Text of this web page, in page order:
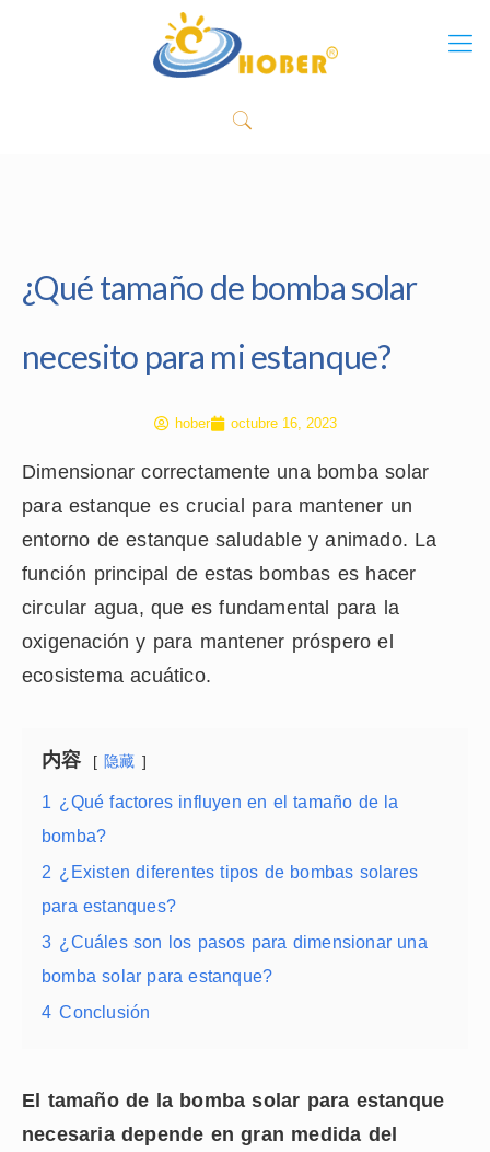
¿Qué tamaño de bomba solar
necesito para mi estanque?
hober octubre 16, 2023
Dimensionar correctamente una bomba solar
para estanque es crucial para mantener un
entorno de estanque saludable y animado. La
función principal de estas bombas es hacer
circular agua, que es fundamental para la
oxigenación y para mantener próspero el
ecosistema acuático.
内容 隐藏
1 ¿Qué factores influyen en el tamaño de la
bomba?
2 ¿Existen diferentes tipos de bombas solares
para estanques?
3 ¿Cuáles son los pasos para dimensionar una
bomba solar para estanque?
4 Conclusión
El tamaño de la bomba solar para estanque
necesaria depende en gran medida del